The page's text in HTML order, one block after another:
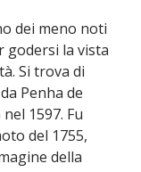
dei meno noti
godersi la vista
Si trova di
Penha de
1597. Fu
del 1755,
della